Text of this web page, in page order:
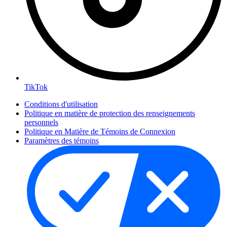
TikTok
Conditions d'utilisation
Politique en matière de protection des renseignements
personnels
Politique en Matière de Témoins de Connexion
Paramètres des témoins